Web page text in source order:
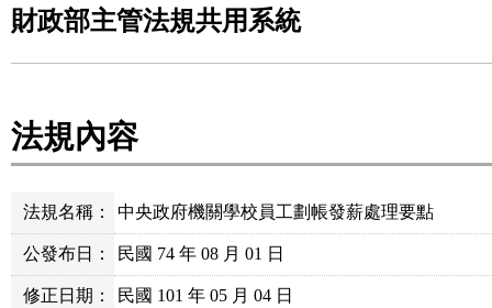
財政部主管法規共用系統
法規內容
法規名稱： 中央政府機關學校員工劃帳發薪處理要點
公發布日： 民國 74 年 08 月 01 日
修正日期： 民國 101 年 05 月 04 日